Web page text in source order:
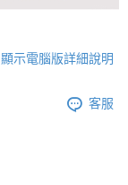
顯示電腦版詳細說明
客服